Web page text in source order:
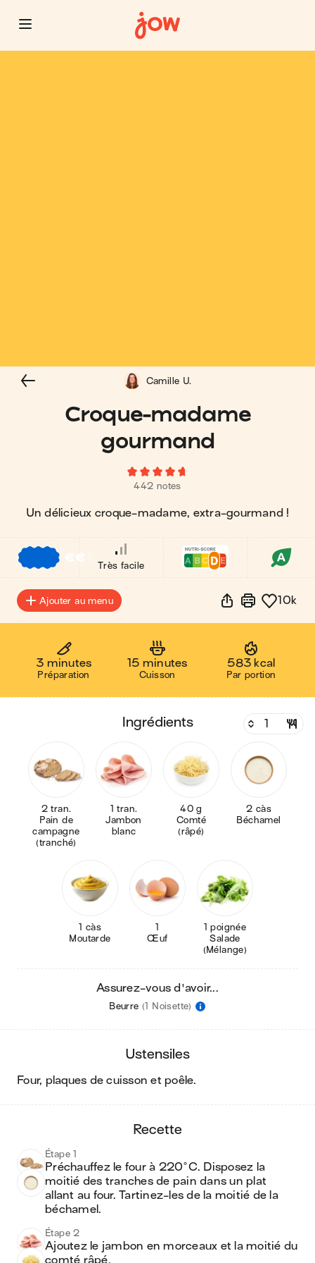
Croque-madame
gourmand
442 notes
Un délicieux croque-madame, extra-gourmand !
Camille U.
€€
Très facile
Ajouter au menu 10k
3 minutes
Préparation
15 minutes
Cuisson
583 kcal
Par portion
ingrédients
2 tran.
Pain de
campagne
(tranché)
1 tran.
Jambon
blanc
40 g
Comté
(râpé)
2 càs
Béchamel
1 càs
Moutarde
1
Œuf
1 poignée
Salade
(Mélange)
Assurez-vous d'avoir...
Beurre (1 Noisette)
ustensiles
four, plaques de cuisson et poêle.
recette
Étape 1
Préchauffez le four à 220°C. Disposez la
moitié des tranches de pain dans un plat
allant au four. Tartinez-les de la moitié de la
béchamel.
Étape 2
Ajoutez le jambon en morceaux et la moitié du
comté râpé.